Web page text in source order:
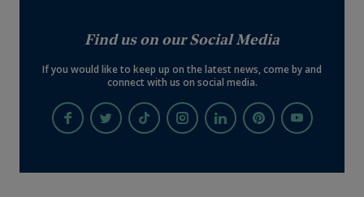
Find us on our Social Media
If you would like to keep up on the latest news, come by and
connect with us on social media.